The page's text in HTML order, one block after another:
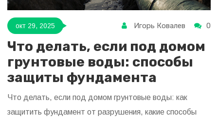
окт 29, 2025 Игорь Ковалев 0
Что делать, если под домом
грунтовые воды: способы
защиты фундамента
Что делать, если под домом грунтовые воды: как
защитить фундамент от разрушения, какие способы